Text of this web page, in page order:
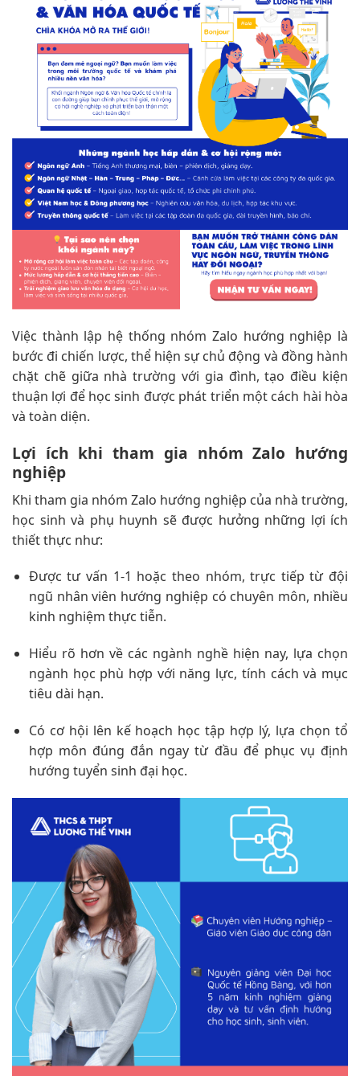
Việc thành lập hệ thống nhóm Zalo hướng nghiệp là
bước đi chiến lược, thể hiện sự chủ động và đồng hành
chặt chẽ giữa nhà trường với gia đình, tạo điều kiện
thuận lợi để học sinh được phát triển một cách hài hòa
và toàn diện.
Lợi ích khi tham gia nhóm Zalo hướng
nghiệp
Khi tham gia nhóm Zalo hướng nghiệp của nhà trường,
học sinh và phụ huynh sẽ được hưởng những lợi ích
thiết thực như:
Được tư vấn 1-1 hoặc theo nhóm, trực tiếp từ đội
ngũ nhân viên hướng nghiệp có chuyên môn, nhiều
kinh nghiệm thực tiễn.
Hiểu rõ hơn về các ngành nghề hiện nay, lựa chọn
ngành học phù hợp với năng lực, tính cách và mục
tiêu dài hạn.
Có cơ hội lên kế hoạch học tập hợp lý, lựa chọn tổ
hợp môn đúng đắn ngay từ đầu để phục vụ định
hướng tuyển sinh đại học.